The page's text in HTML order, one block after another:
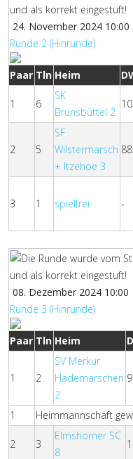
24. November 2024 10:00
Runde 2 (Hinrunde)
Paar Tln Heim
1 6
SK
Brunsbüttel 2
2 5
SF
Wilstermarsch
+ Itzehoe 3
3 1 spielfrei -
08. Dezember 2024 10:00
Runde 3 (Hinrunde)
Paar Tln Heim
1 2
SV Merkur
Hademarschen
2
1 Heimmannschaft
2 3
Elmshorner SC
8